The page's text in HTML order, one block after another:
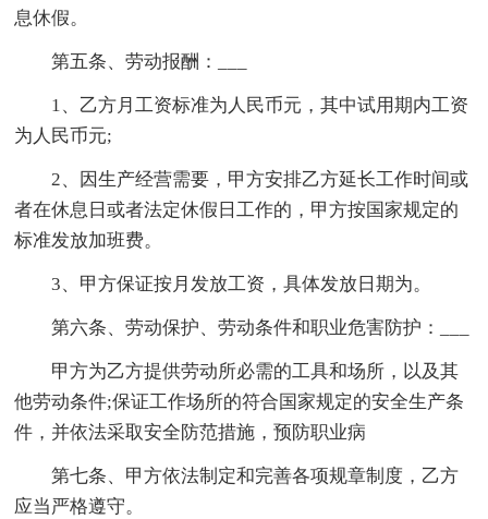
息休假。
第五条、劳动报酬：___
1、乙方月工资标准为人民币元，其中试用期内工资
为人民币元;
2、因生产经营需要，甲方安排乙方延长工作时间或
者在休息日或者法定休假日工作的，甲方按国家规定的
标准发放加班费。
3、甲方保证按月发放工资，具体发放日期为。
第六条、劳动保护、劳动条件和职业危害防护：___
甲方为乙方提供劳动所必需的工具和场所，以及其
他劳动条件;保证工作场所的符合国家规定的安全生产条
件，并依法采取安全防范措施，预防职业病
第七条、甲方依法制定和完善各项规章制度，乙方
应当严格遵守。